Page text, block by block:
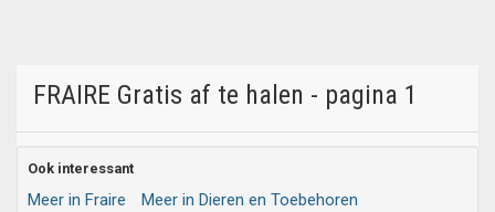
FRAIRE Gratis af te halen - pagina 1
Ook interessant
Meer in Fraire
Meer in Dieren en Toebehoren